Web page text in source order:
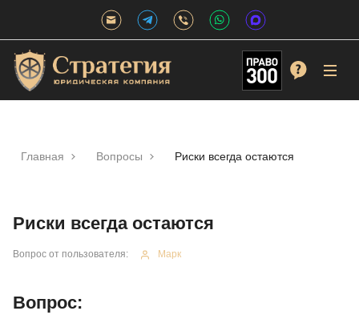
Главная Вопросы Риски всегда остаются
Риски всегда остаются
Вопрос от пользователя: Марк
Вопрос: